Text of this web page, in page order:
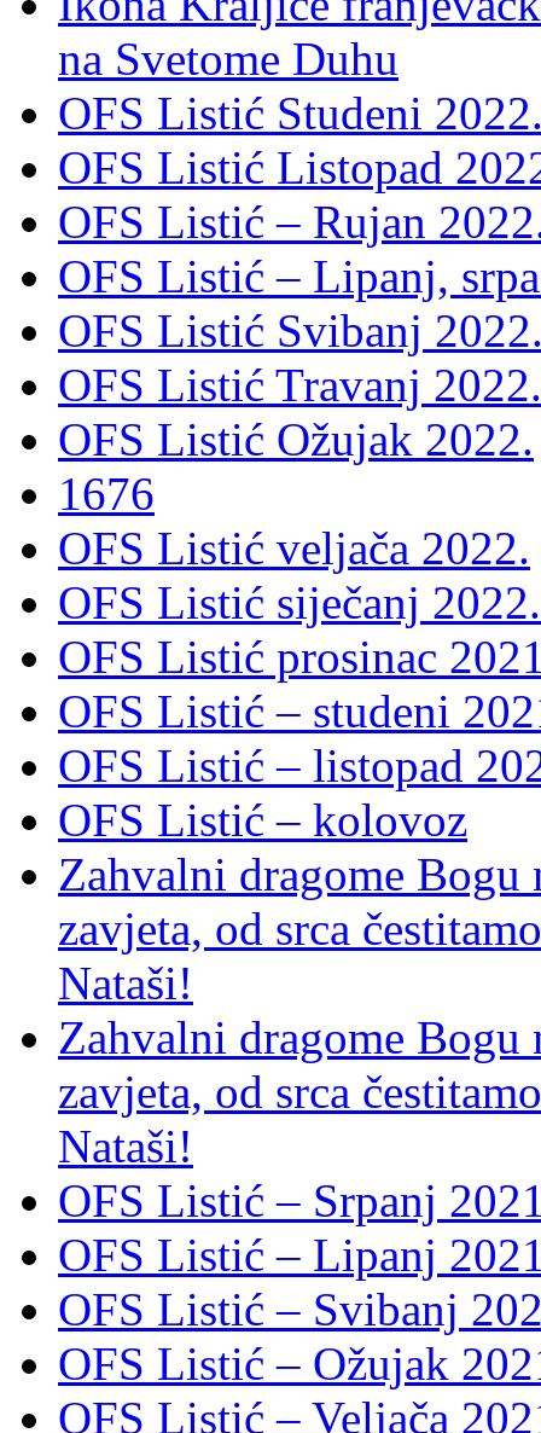
na Svetome Duhu
OFS Listić Studeni
OFS Listić Listopad
OFS Listić – Rujan
OFS Listić – Lipanj,
OFS Listić Svibanj
OFS Listić Travanj 2022.
OFS Listić Ožujak 2022.
1676
OFS Listić veljača 2022.
OFS Listić siječanj 2022.
OFS Listić prosinac
OFS Listić – studeni
OFS Listić – listopad
OFS Listić – kolovoz
Zahvalni dragome Bogu
zavjeta, od srca
Nataši!
Zahvalni dragome Bogu
zavjeta, od srca
Nataši!
OFS Listić – Srpanj
OFS Listić – Lipanj
OFS Listić – Svibanj
OFS Listić – Ožujak
OFS Listić – Veljača